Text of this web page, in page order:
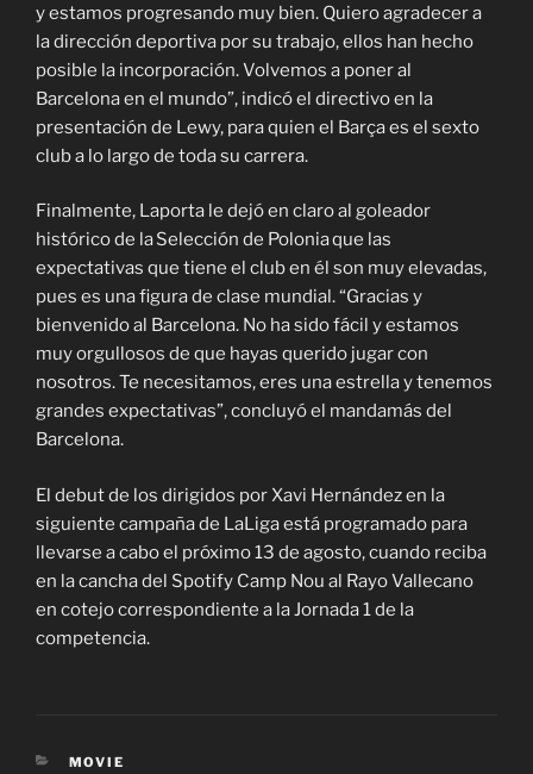
y estamos progresando muy bien. Quiero agradecer a
la dirección deportiva por su trabajo, ellos han hecho
posible la incorporación. Volvemos a poner al
Barcelona en el mundo”, indicó el directivo en la
presentación de Lewy, para quien el Barça es el sexto
club a lo largo de toda su carrera.
Finalmente, Laporta le dejó en claro al goleador
histórico de la Selección de Polonia que las
expectativas que tiene el club en él son muy elevadas,
pues es una figura de clase mundial. “Gracias y
bienvenido al Barcelona. No ha sido fácil y estamos
muy orgullosos de que hayas querido jugar con
nosotros. Te necesitamos, eres una estrella y tenemos
grandes expectativas”, concluyó el mandamás del
Barcelona.
El debut de los dirigidos por Xavi Hernández en la
siguiente campaña de LaLiga está programado para
llevarse a cabo el próximo 13 de agosto, cuando reciba
en la cancha del Spotify Camp Nou al Rayo Vallecano
en cotejo correspondiente a la Jornada 1 de la
competencia.
CATEGORIES
MOVIE